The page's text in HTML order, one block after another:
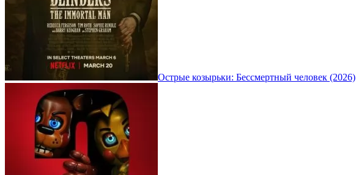
Острые козырьки: Бессмертный человек (2026)